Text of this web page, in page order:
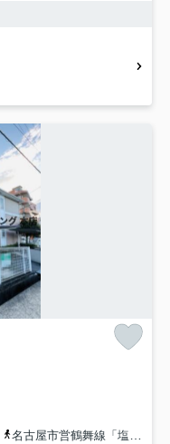
名古屋市営鶴舞線「塩釜口」駅 徒歩9分